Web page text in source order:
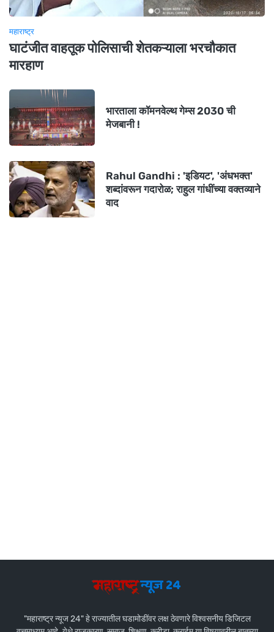
महाराष्ट्र
घाटंजीत वाहतूक पोलिसाची शेतकऱ्याला भरचौकात
मारहाण
भारताला कॉमनवेल्थ गेम्स 2030 ची
मेजबानी !
Rahul Gandhi : 'इडियट', 'अंधभक्त'
शब्दांवरून गदारोळ; राहुल गांधींच्या वक्तव्याने
वाद
"महाराष्ट्र न्यूज 24" हे राज्यातील घडामोडींवर लक्ष ठेवणारे विश्वसनीय डिजिटल